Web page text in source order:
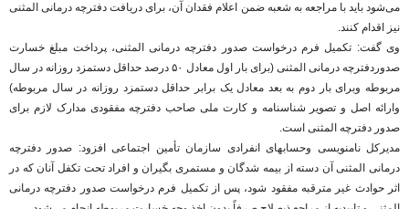
می‌شود باید با مراجعه به شعبه ضمن اعلام فقدان آن، برای دریافت دفترچه درمانی المثنی
نیز اقدام کنند.
وی گفت: تکمیل فرم درخواست صدور دفترچه درمانی المثنی، پرداخت مبلغ خسارت
صدوردفترچه درمانی المثنی (برای بار اول معادل ۵۰ درصد حداقل دستمزد روزانه در سال
مربوطه وبرای بار دوم به بعد معادل یک برابر حداقل دستمزد روزانه در سال مربوطه)
وارائه اصل و تصویر شناسنامه و کارت ملی صاحب دفترچه مفقودی مدارک لازم برای
صدور دفترچه المثنی است.
مدیرکل نامنویسی وحسابهای انفرادی سازمان تأمین اجتماعی افزود: صدور دفترچه
درمانی المثنی آن دسته از بیمه شدگان و مستمری بگیران و افراد تحت تکفل آنان که در
اثر حوادث غیر مترقبه مفقود شود، پس از تکمیل فرم درخواست صدور دفترچه درمانی